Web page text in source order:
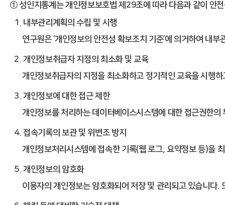
① 성인지통계는 개인정보보호법 제29조에 따라 다음과 같이 안
1. 내부관리계획의 수립 및 시행
연구원은 ‘개인정보의 안전성 확보조치 기준’에 의거하여 내
2. 개인정보취급자 지정의 최소화 및 교육
개인정보취급자의 지정을 최소화하고 정기적인 교육을 시행하
3. 개인정보에 대한 접근 제한
개인정보를 처리하는 데이터베이스시스템에 대한 접근권한
4. 접속기록의 보관 및 위변조 방지
개인정보처리시스템에 접속한 기록(웹 로그, 요약정보 등)을
5. 개인정보의 암호화
이용자의 개인정보는 암호화되어 저장 및 관리되고 있습니다